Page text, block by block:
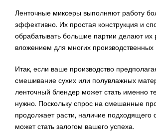
Ленточные миксеры выполняют работу
эффективно. Их простая конструкция и
обрабатывать большие партии делают их
вложением для многих производственных
Итак, если ваше производство
смешивание сухих или полувлажных
ленточный блендер может стать именно
нужно. Поскольку спрос на смешанные
продолжает расти, наличие подходящего
может стать залогом вашего успеха.